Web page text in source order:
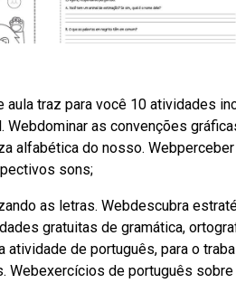
aula traz para você 10 atividades
Webdominar as convenções
alfabética do nosso.
sons;
as letras. Webdescubra
gratuitas de gramática,
atividade de português, para o
Webexercícios de português